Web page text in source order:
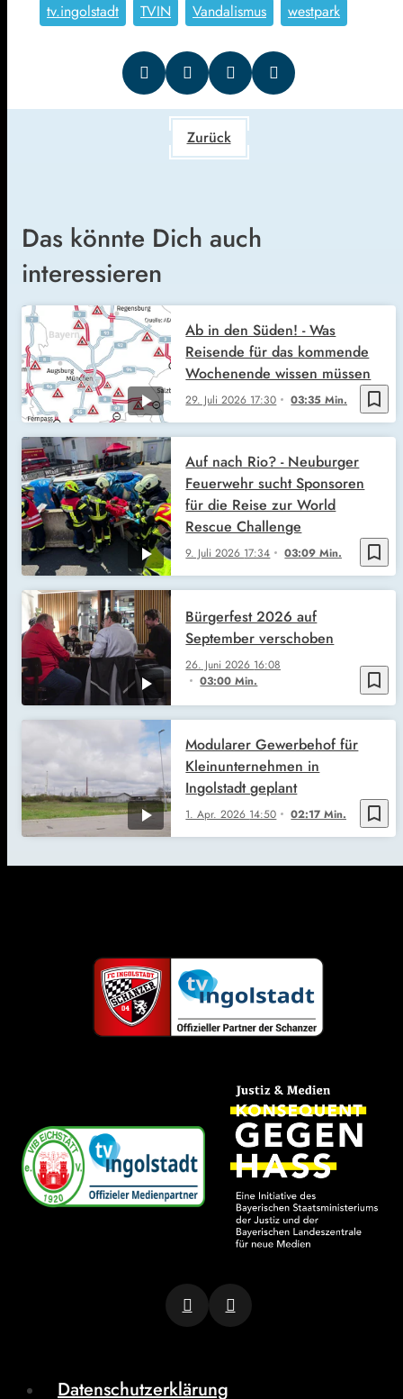
tv.ingolstadt
TVIN Vandalismus westpark
Zurück
Das könnte Dich auch
interessieren
bookmark_border
29. Juli 2026 17:30 03:35 Min.
Ab in den Süden! - Was
Reisende für das kommende
Wochenende wissen müssen
bookmark_border
9. Juli 2026 17:34 03:09 Min.
Auf nach Rio? - Neuburger
Feuerwehr sucht Sponsoren
für die Reise zur World
Rescue Challenge
bookmark_border
26. Juni 2026 16:08
03:00 Min.
Bürgerfest 2026 auf
September verschoben
bookmark_border
1. Apr. 2026 14:50 02:17 Min.
Modularer Gewerbehof für
Kleinunternehmen in
Ingolstadt geplant
Datenschutzerklärung